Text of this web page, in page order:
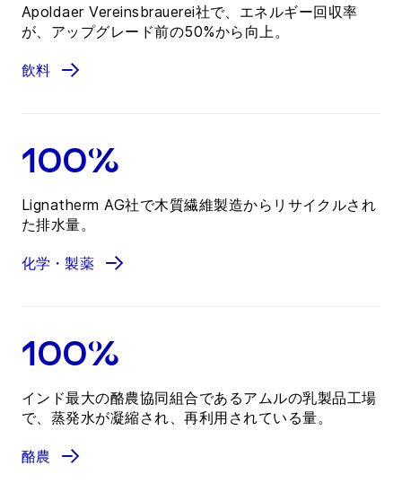
Apoldaer Vereinsbrauerei社で、エネルギー回収率
が、アップグレード前の50%から向上。
飲料
100%
Lignatherm AG社で木質繊維製造からリサイクルされ
た排水量。
化学・製薬
100%
インド最大の酪農協同組合であるアムルの乳製品工場
で、蒸発水が凝縮され、再利用されている量。
酪農